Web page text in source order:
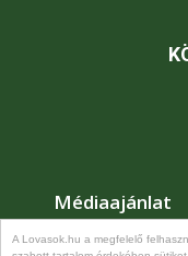
A Lovasok.hu a megfelelő
Médiaajánlat
Jogi